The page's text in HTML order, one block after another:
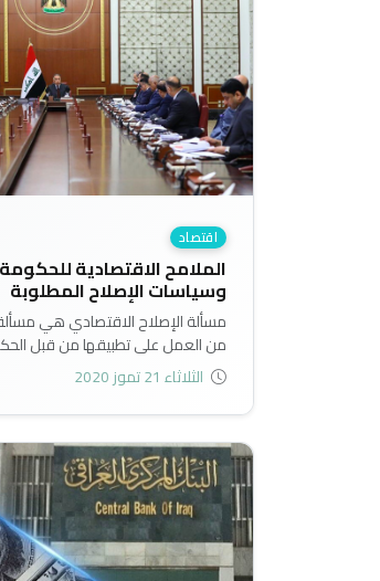
اقتصاد
الملامح الاقتصادية للحكومة
وسياسات الإصلاح المطلوبة
مسألة الإصلاح الاقتصادي هي
من العمل على تطبيقها من قبل
لمعالجة الاختلالات الاقتصادية التي
العراقي، والتي أسهمت في إفراز الكثير
سياسياً واقتصادياً واجتماعياً وامنياً..
الثلاثاء 21 تموز 2020